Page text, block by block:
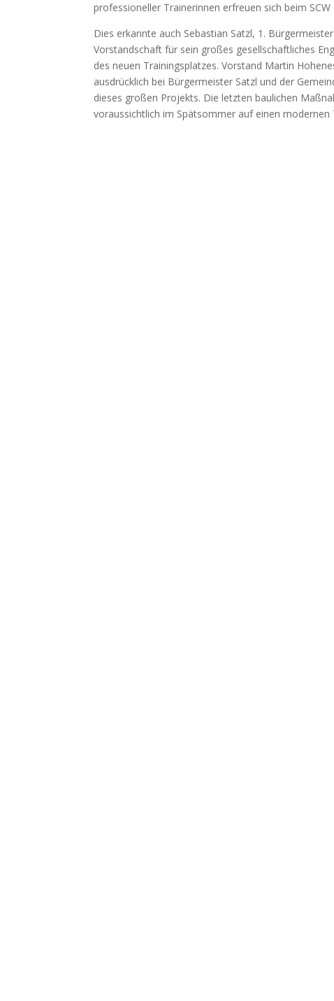
professioneller Trainerinnen erfreuen sich beim
Dies erkannte auch Sebastian Satzl, 1.
Vorstandschaft für sein großes gesellschaftliches
des neuen Trainingsplatzes. Vorstand Martin
ausdrücklich bei Bürgermeister Satzl und der
dieses großen Projekts. Die letzten baulichen
voraussichtlich im Spätsommer auf einen modernen